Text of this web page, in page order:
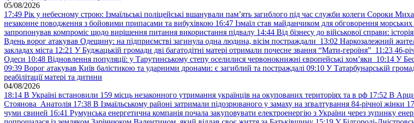
05/08/2026
17:49 Рік у небесному строю: Ізмаїльські поліцейські вшанували пам’ять загиблого під час служби колеги Сороки
незаконне поводження з бойовими припасами та вибухівкою 16:47 Ізмаїл став майданчиком для обговорення морських
запропонував компроміс щодо вирішення питання використання підвалу 14:44 Від бізнесу до військової справи:
Вдень ворог атакував Одещину: на підприємстві загинула одна людина, вісім постраждали 13:02 Наркозалежний
закладах міста 12:21 У Буджацькій громади дві багатодітні матері отримали почесне звання “Мати-героїня” 11:23 46-
Одеси 10:48 Відновлення популяції: у Тарутинському степу оселилися червонокнижні європейські хом’яки 10:14 У
09:39 Ворог атакував Київ балістикою та ударними дронами: є загиблий та постраждалі 09:10 У Татарбунарській
реабілітації матері та дитини
04/08/2026
18:14 В Україні встановили 159 місць незаконного утримання українців на окупованих територіях та в рф 17:52 В
Стоянова Анатолія 17:38 В Ізмаїльському районі затримали підозрюваного у замаху на зґвалтування 84-річної жінки
чуми свиней 16:41 Румунська енергетична компанія почала закуповувати електроенергію з України через зупинку